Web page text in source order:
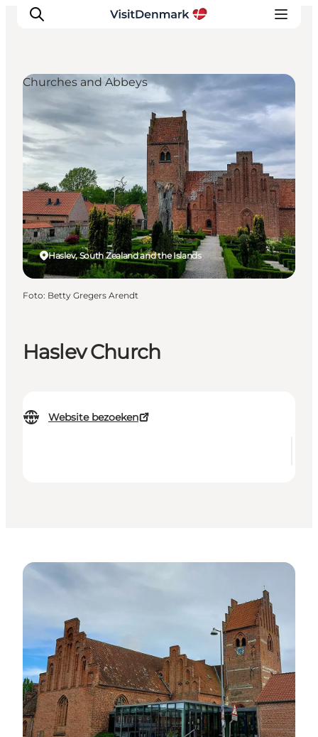
Inspiratie
Bestemmingen
Wat te doen
Accommodaties
Plan je reis
Haslev Church
Website bezoeken
Haslev, South Zealand and the Islands
Churches and Abbeys
Foto: Betty Gregers Arendt